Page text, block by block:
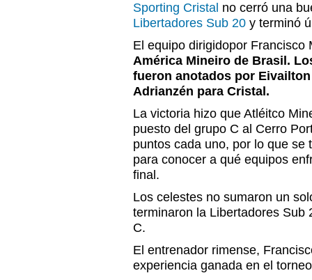
Sporting Cristal no cerró una
Libertadores Sub 20 y terminó
El equipo dirigidopor Francisco
América Mineiro de Brasil.
fueron anotados por
Adrianzén para Cristal.
La victoria hizo que Atléitco
puesto del grupo C al Cerro
puntos cada uno, por lo que se
para conocer a qué equipos
final.
Los celestes no sumaron un
terminaron la Libertadores Sub
C.
El entrenador rimense,
experiencia ganada en el